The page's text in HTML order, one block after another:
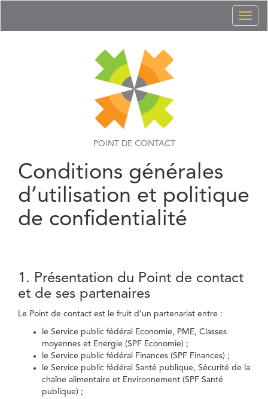
POINT DE CONTACT
Conditions générales
d’utilisation et politique
de confidentialité
1. Présentation du Point de contact
et de ses partenaires
Le Point de contact est le fruit d’un partenariat entre :
le Service public fédéral Economie, PME, Classes
moyennes et Energie (SPF Economie) ;
le Service public fédéral Finances (SPF Finances) ;
le Service public fédéral Santé publique, Sécurité de la
chaîne alimentaire et Environnement (SPF Santé
publique) ;